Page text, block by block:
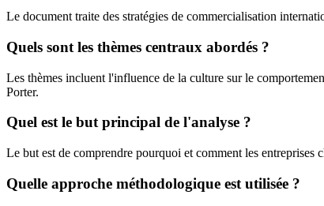
Le document traite des stratégies de commercialisation
Quels sont les thèmes centraux abordés ?
Les thèmes incluent l'influence de la culture sur le
Porter.
Quel est le but principal de l'analyse ?
Le but est de comprendre pourquoi et comment les
Quelle approche méthodologique est utilisée ?